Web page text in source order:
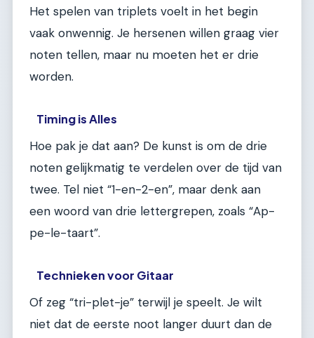
Het spelen van triplets voelt in het begin
vaak onwennig. Je hersenen willen graag vier
noten tellen, maar nu moeten het er drie
worden.
Timing is Alles
Hoe pak je dat aan? De kunst is om de drie
noten gelijkmatig te verdelen over de tijd van
twee. Tel niet “1-en-2-en”, maar denk aan
een woord van drie lettergrepen, zoals “Ap-
pe-le-taart”.
Technieken voor Gitaar
Of zeg “tri-plet-je” terwijl je speelt. Je wilt
niet dat de eerste noot langer duurt dan de